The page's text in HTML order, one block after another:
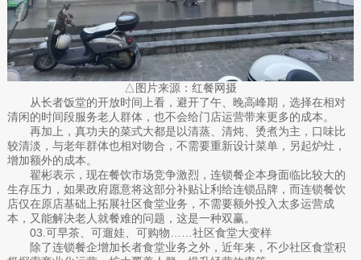
△图片来源：红餐网摄
从长者饭堂的开放时间上看，避开了午、晚高峰期，选择在相对
清闲的时间段服务老人群体，也不会给门店运营带来更多的成本。
再加上，真功夫的菜式大都是以清蒸、清炖、烫煮为主，口味比
较清淡，与老年群体也相对吻合，不需要重新设计菜单，另起炉灶，
增加额外的成本。
翟彬表示，现在餐饮市场竞争激烈，连锁餐企本身面临比较大的
生存压力，如果政府愿意将这部分补贴让利给连锁品牌，而连锁餐饮
店仅在原店基础上拓展社区食堂业务，不需要额外投入太多运营成
本，又能解决老人就餐难的问题，这是一种双赢。
03.可早茶、可遛娃、可购物……社区食堂大变样
除了连锁餐企增加长者食堂业务之外，近年来，不少社区食堂积